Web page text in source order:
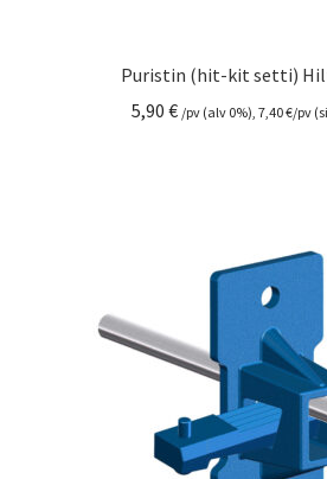
Puristin (hit-kit setti)
5,90 € /pv (alv 0%), 7,40€/pv